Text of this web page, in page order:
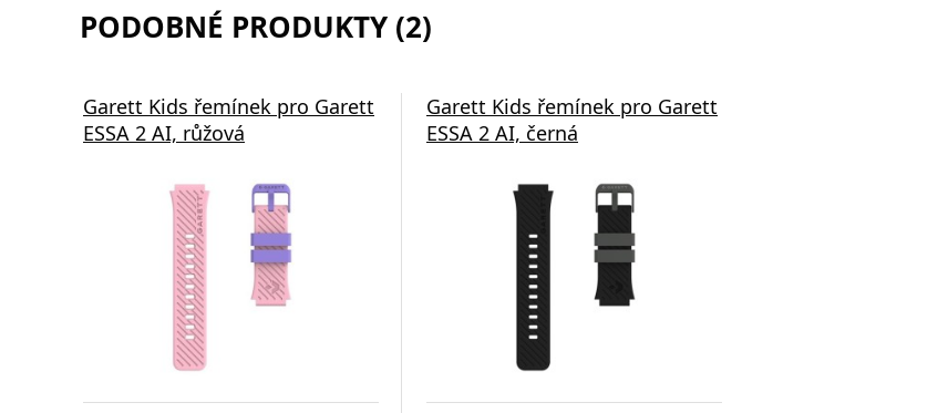
PODOBNÉ PRODUKTY (2)
Garett Kids řemínek pro Garett
ESSA 2 AI, růžová
Garett Kids řemínek pro Garett
ESSA 2 AI, černá